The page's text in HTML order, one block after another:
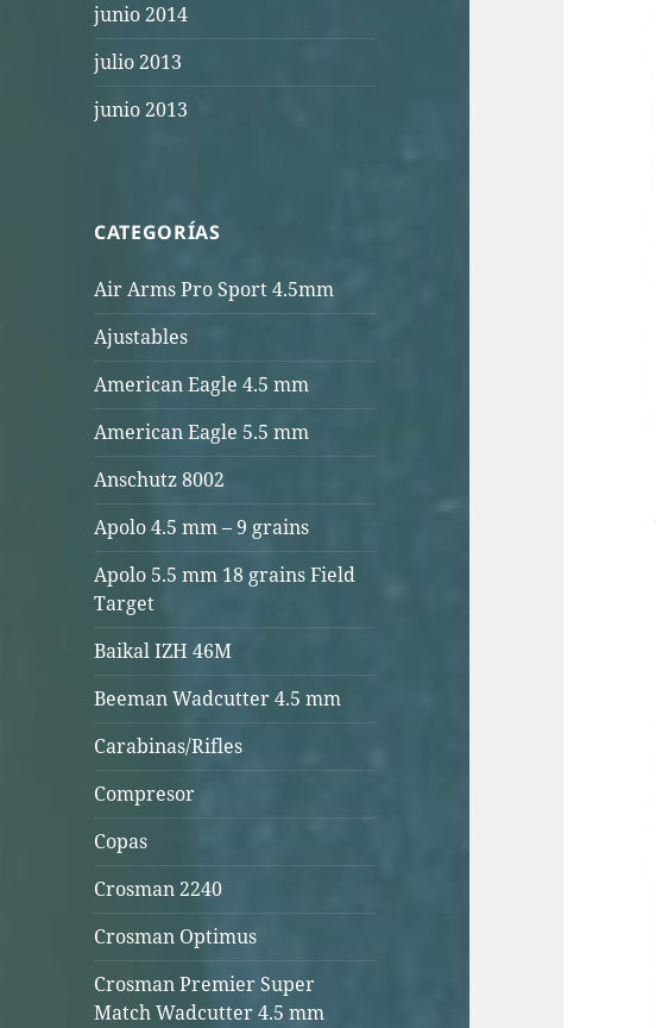
junio 2014
julio 2013
junio 2013
CATEGORÍAS
Air Arms Pro Sport 4.5mm
Ajustables
American Eagle 4.5 mm
American Eagle 5.5 mm
Anschutz 8002
Apolo 4.5 mm – 9 grains
Apolo 5.5 mm 18 grains Field
Target
Baikal IZH 46M
Beeman Wadcutter 4.5 mm
Carabinas/Rifles
Compresor
Copas
Crosman 2240
Crosman Optimus
Crosman Premier Super
Match Wadcutter 4.5 mm